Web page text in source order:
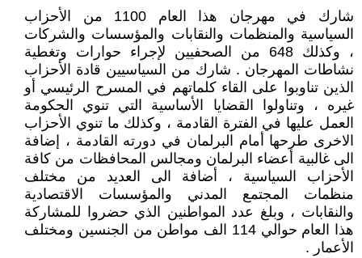
شارك في مهرجان هذا العام 1100 من الأحزاب
السياسية والمنظمات والنقابات والمؤسسات والشركات
، وكذلك 648 من الصحفيين لإجراء حوارات وتغطية
نشاطات المهرجان . شارك من السياسيين قادة الأحزاب
الذين تناوبوا على القاء كلماتهم في المسرح الرئيسي أو
غيره ، وتناولوا القضايا الأساسية التي تنوي الحكومة
العمل عليها في الفترة القادمة ، وكذلك ما تنوي الأحزاب
الاخرى طرحها أمام البرلمان في دورته القادمة ، إضافة
الى غالبية أعضاء البرلمان ومجالس المحافظات من كافة
الأحزاب السياسية ، أضافة الى العديد من مختلف
منظمات المجتمع المدني والمؤسسات الاقتصادية
والنقابات ، وبلغ عدد المواطنين الذي حضروا للمشاركة
هذا العام حوالي 114 الف مواطن من الجنسين ومختلف
الأعمار .